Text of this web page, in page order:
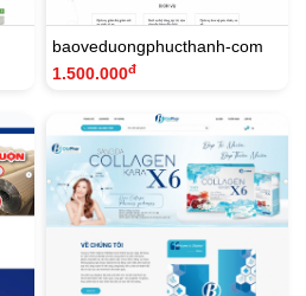
baoveduongphucthanh-com
1.500.000đ